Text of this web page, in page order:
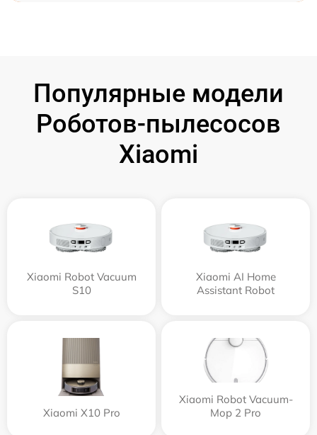
Популярные модели
Роботов-пылесосов
Xiaomi
Xiaomi Robot Vacuum
S10
Xiaomi AI Home
Assistant Robot
Xiaomi X10 Pro
Xiaomi Robot Vacuum-
Mop 2 Pro